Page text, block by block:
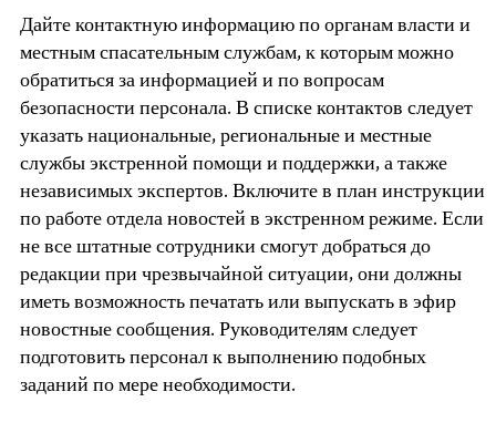
Дайте контактную информацию по органам власти и
местным спасательным службам, к которым можно
обратиться за информацией и по вопросам
безопасности персонала. В списке контактов следует
указать национальные, региональные и местные
службы экстренной помощи и поддержки, а также
независимых экспертов. Включите в план инструкции
по работе отдела новостей в экстренном режиме. Если
не все штатные сотрудники смогут добраться до
редакции при чрезвычайной ситуации, они должны
иметь возможность печатать или выпускать в эфир
новостные сообщения. Руководителям следует
подготовить персонал к выполнению подобных
заданий по мере необходимости.